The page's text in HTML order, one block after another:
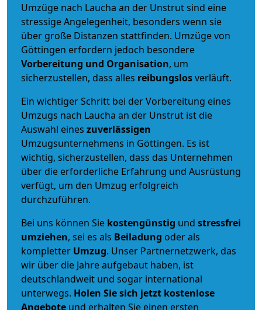
Umzüge nach Laucha an der Unstrut sind eine
stressige Angelegenheit, besonders wenn sie
über große Distanzen stattfinden. Umzüge von
Göttingen erfordern jedoch besondere
Vorbereitung und Organisation, um
sicherzustellen, dass alles reibungslosverläuft.
Ein wichtiger Schritt bei der Vorbereitung eines
Umzugs nach Laucha an der Unstrut ist die
Auswahl eines zuverlässigen
Umzugsunternehmens in Göttingen. Es ist
wichtig, sicherzustellen, dass das Unternehmen
über die erforderliche Erfahrung und Ausrüstung
verfügt, um den Umzug erfolgreich
durchzuführen.
Bei uns können Sie kostengünstig und stressfrei
umziehen, sei es als Beiladung oder als
kompletter Umzug. Unser Partnernetzwerk, das
wir über die Jahre aufgebaut haben, ist
deutschlandweit und sogar international
unterwegs. Holen Sie sich jetzt kostenlose
Angebote und erhalten Sie einen ersten